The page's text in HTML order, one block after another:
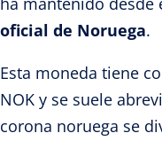
oficial de Noruega.
Esta moneda tiene
NOK y se suele
corona noruega se